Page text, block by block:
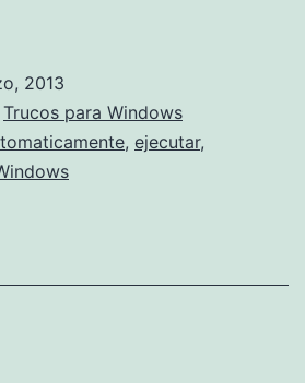
2013
Trucos para Windows
, ejecutar,